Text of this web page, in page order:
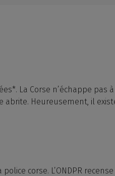
La Corse n’échappe pas à
abrite. Heureusement, il
corse. L’ONDPR